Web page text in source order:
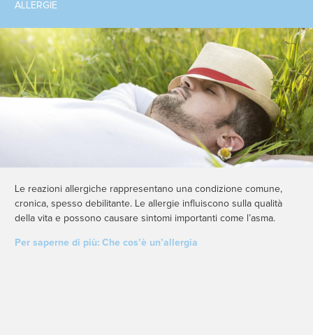
ALLERGIE
Le reazioni allergiche rappresentano una condizione comune,
cronica, spesso debilitante. Le allergie influiscono sulla qualità
della vita e possono causare sintomi importanti come l’asma.
Per saperne di più: Che cos’è un’allergia